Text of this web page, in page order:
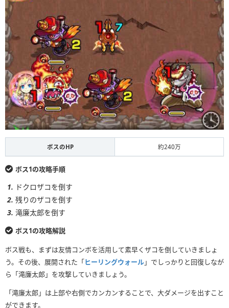
ボスのHP 約240万
ボス1の攻略手順
ドクロザコを倒す
残りのザコを倒す
滝廉太郎を倒す
ボス1の攻略解説
ボス戦も、まずは友情コンボを活用して素早くザコを倒していきましょ
う。その後、展開された「ヒーリングウォール」でしっかりと回復しなが
ら「滝廉太郎」を攻撃していきましょう。
「滝廉太郎」は上部や右側でカンカンすることで、大ダメージを出すこと
ができます。